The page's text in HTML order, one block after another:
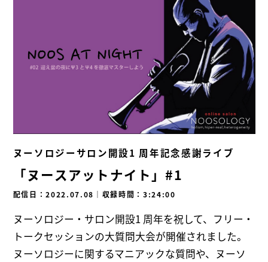
ヌーソロジーサロン開設1 周年記念感謝ライブ
「ヌースアットナイト」#1
配信日：2022.07.08 ｜ 収録時間：3:24:00
ヌーソロジー・サロン開設1 周年を祝して、フリー・
トークセッションの大質問大会が開催されました。
ヌーソロジーに関するマニアックな質問や、ヌーソ